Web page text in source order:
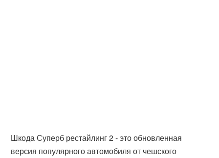
Шкода Суперб рестайлинг 2 - это обновленная
версия популярного автомобиля от чешского